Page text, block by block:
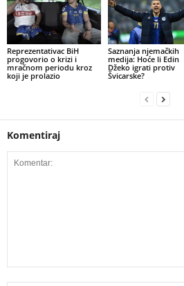
​Reprezentativac BiH
progovorio o krizi i
mračnom periodu kroz
koji je prolazio
​Saznanja njemačkih
medija: Hoće li Edin
Džeko igrati protiv
Švicarske?
Komentiraj